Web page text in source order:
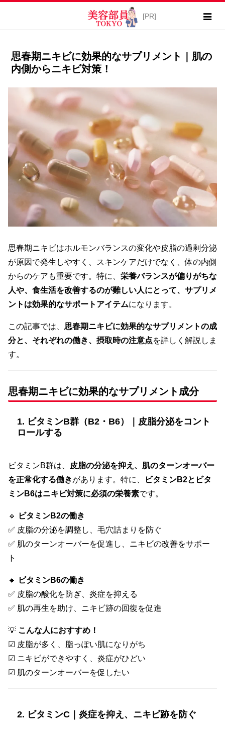
思春期ニキビに効果的なサプリメント｜肌の
内側からニキビ対策！
思春期ニキビはホルモンバランスの変化や皮脂の過剰分泌
が原因で発生しやすく、スキンケアだけでなく、体の内側
からのケアも重要です。特に、 栄養バランスが偏りがちな
人や、食生活を改善するのが難しい人にとって、サプリメ
ントは効果的なサポートアイテムになります。
この記事では、 思春期ニキビに効果的なサプリメントの成
分と、それぞれの働き、摂取時の注意点を詳しく解説しま
す。
思春期ニキビに効果的なサプリメント成分
1. ビタミンB群（B2・B6）｜皮脂分泌をコント
ロールする
ビタミンB群は、
皮脂の分泌を抑え、肌のターンオーバー
を正常化する働きがあります。特に、
ビタミンB2とビタ
ミンB6はニキビ対策に必須の栄養素です。
🔹
ビタミンB2の働き
✅ 皮脂の分泌を調整し、毛穴詰まりを防ぐ
✅ 肌のターンオーバーを促進し、ニキビの改善をサポー
ト
🔹
ビタミンB6の働き
✅ 皮脂の酸化を防ぎ、炎症を抑える
✅ 肌の再生を助け、ニキビ跡の回復を促進
💡 こんな人におすすめ！
☑ 皮脂が多く、脂っぽい肌になりがち
☑ ニキビができやすく、炎症がひどい
☑ 肌のターンオーバーを促したい
2. ビタミンC｜炎症を抑え、ニキビ跡を防ぐ